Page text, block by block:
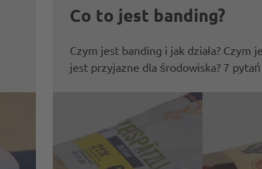
Co to jest banding?
Czym jest banding i jak działa? Czym
jest przyjazne dla środowiska? 7